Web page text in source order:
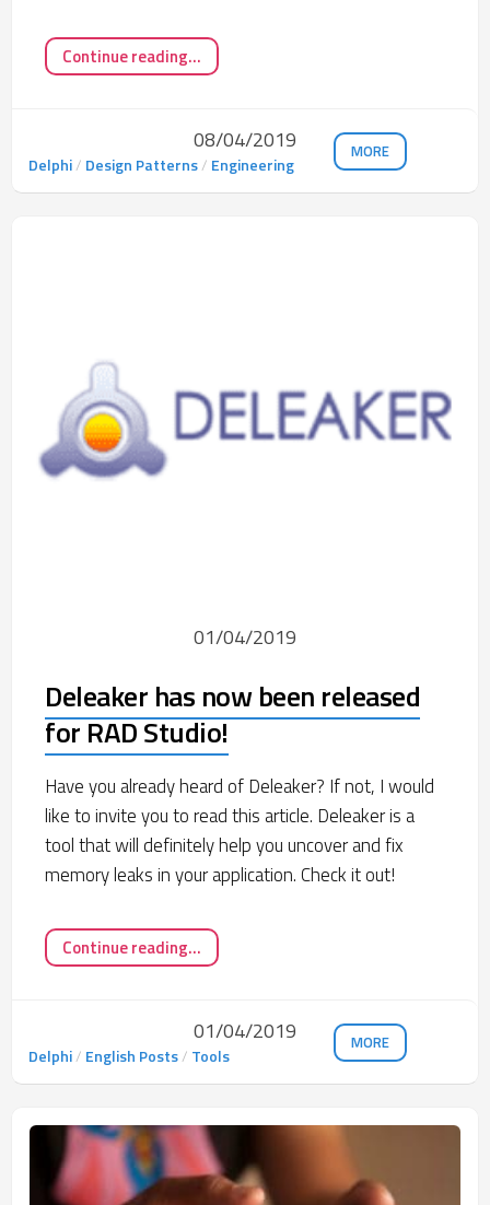
Continue reading...
08/04/2019
Delphi/ Design Patterns/ Engineering
MORE
01/04/2019
Deleaker has now been released
for RAD Studio!
Have you already heard of Deleaker? If not, I would
like to invite you to read this article. Deleaker is a
tool that will definitely help you uncover and fix
memory leaks in your application. Check it out!
Continue reading...
01/04/2019
Delphi/ English Posts/ Tools
MORE